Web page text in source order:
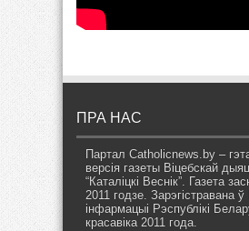
ПРА НАС
Партал Catholicnews.by –
версія газеты Віцебскай
“Каталіцкі Веснік”. Газета
2011 годзе. Зарэгістравана ў
інфармацыі Рэспублікі
красавіка 2011 года.